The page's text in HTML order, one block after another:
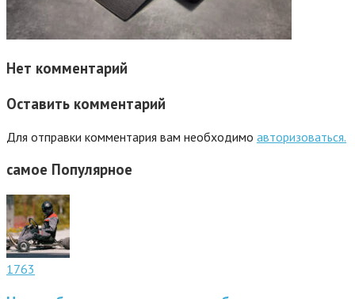
Нет комментарий
Оставить комментарий
Для отправки комментария вам необходимо авторизоваться.
самое Популярное
1763